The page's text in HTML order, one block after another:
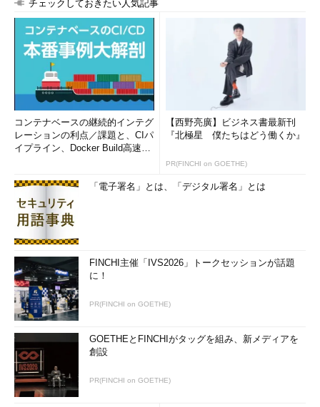
チェックしておきたい人気記事
コンテナベースの継続的インテグ
レーションの利点／課題と、CIパ
イプライン、Docker Build高速化
【西野亮廣】ビジネス書最新刊
『北極星 僕たちはどう働くか』
PR(FINCHI on GOETHE)
「電子署名」とは、「デジタル署名」とは
FINCHI主催「IVS2026」トークセッションが話題
に！
PR(FINCHI on GOETHE)
GOETHEとFINCHIがタッグを組み、新メディアを
創設
PR(FINCHI on GOETHE)